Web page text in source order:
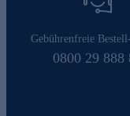
Gebührenfreie
0800 29 888